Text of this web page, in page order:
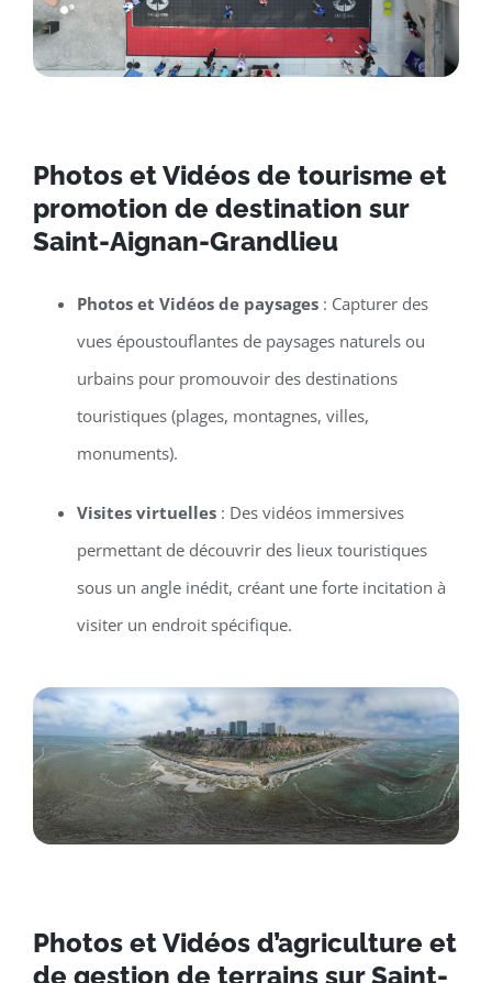
Photos et Vidéos de tourisme et
promotion de destination sur
Saint-Aignan-Grandlieu
Photos et Vidéos de paysages: Capturer des
vues époustouflantes de paysages naturels ou
urbains pour promouvoir des destinations
touristiques (plages, montagnes, villes,
monuments).
Visites virtuelles: Des vidéos immersives
permettant de découvrir des lieux touristiques
sous un angle inédit, créant une forte incitation à
visiter un endroit spécifique.
Photos et Vidéos d’agriculture et
de gestion de terrains sur Saint-